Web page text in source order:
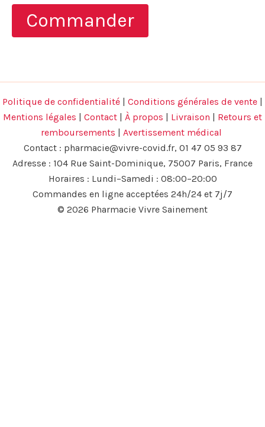
initial
était :
98,00 €.
actuel
est :
49,00 €.
Commander
Politique de confidentialité Conditions générales de vente
Mentions légales
Contact À propos Livraison
Retours et
remboursements
Avertissement médical
Contact : pharmacie@vivre-covid.fr, 01 47 05 93 87
Adresse : 104 Rue Saint-Dominique, 75007 Paris, France
Horaires : Lundi–Samedi : 08:00–20:00
Commandes en ligne acceptées 24h/24 et 7j/7
© 2026 Pharmacie Vivre Sainement